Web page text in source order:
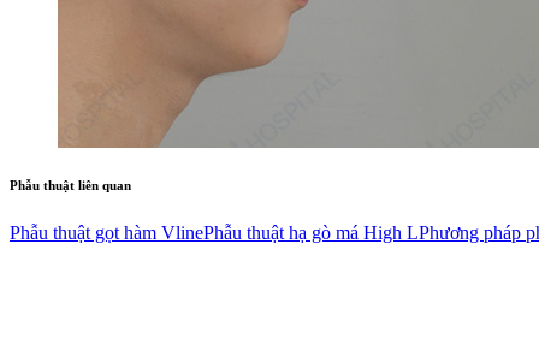
Phẫu thuật liên quan
Phẫu thuật gọt hàm VlinePhẫu thuật hạ gò má High LPhương pháp